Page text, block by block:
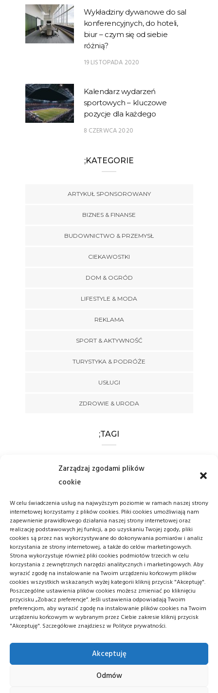
Zarządzaj zgodami plików
cookie
W celu świadczenia usług na najwyższym poziomie w ramach naszej strony
internetowej korzystamy z plików cookies. Pliki cookies umożliwiają nam
zapewnienie prawidłowego działania naszej strony internetowej oraz
realizację podstawowych jej funkcji, a po uzyskaniu Twojej zgody, pliki
cookies są przez nas wykorzystywane do dokonywania pomiarów i analiz
korzystania ze strony internetowej, a także do celów marketingowych.
Strona wykorzystuje również pliki cookies podmiotów trzecich w celu
korzystania z zewnętrznych narzędzi analitycznych i marketingowych. Aby
wyrazić zgodę na instalowanie na Twoim urządzeniu końcowym plików
cookies wszystkich wskazanych wyżej kategorii kliknij przycisk "Akceptuję".
Poszczególne ustawienia plików cookies możesz zmieniać po kliknięciu
przycisku „Zobacz preferencje”. Jeśli ustawienia odpowiadają Twoim
preferencjom, aby wyrazić zgodę na instalowanie plików cookies na Twoim
urządzeniu końcowym w wybranym przez Ciebie zakresie kliknij przycisk
"Akceptuję". Szczegółowe znajdziesz w Polityce prywatności.
Akceptuję
Odmów
Wykładziny dywanowe do sal
konferencyjnych, do hoteli,
biur – czym się od siebie
różnią?
19 LISTOPADA 2020
Kalendarz wydarzeń
sportowych – kluczowe
pozycje dla każdego
8 CZERWCA 2020
;KATEGORIE
ARTYKUŁ SPONSOROWANY
BIZNES & FINANSE
BUDOWNICTWO & PRZEMYSŁ
CIEKAWOSTKI
DOM & OGRÓD
LIFESTYLE & MODA
REKLAMA
SPORT & AKTYWNOŚĆ
TURYSTYKA & PODRÓŻE
USŁUGI
ZDROWIE & URODA
;TAGI
BOKS CHOROBA
CZYSTOŚĆ
MMA
POLSKIE FILMY
POMYSŁ NA PREZENT
RĘKODZIEŁO
SPORT
WOJNA ŚWIAT
FACEBOOK
TWITTER